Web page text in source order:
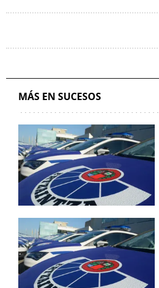
MÁS EN SUCESOS